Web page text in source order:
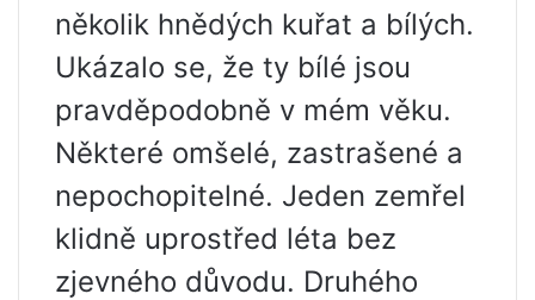
několik hnědých kuřat a bílých.
Ukázalo se, že ty bílé jsou
pravděpodobně v mém věku.
Některé omšelé, zastrašené a
nepochopitelné. Jeden zemřel
klidně uprostřed léta bez
zjevného důvodu. Druhého